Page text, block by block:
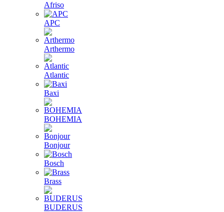
Afriso
APC
Arthermo
Atlantic
Baxi
BOHEMIA
Bonjour
Bosch
Brass
BUDERUS